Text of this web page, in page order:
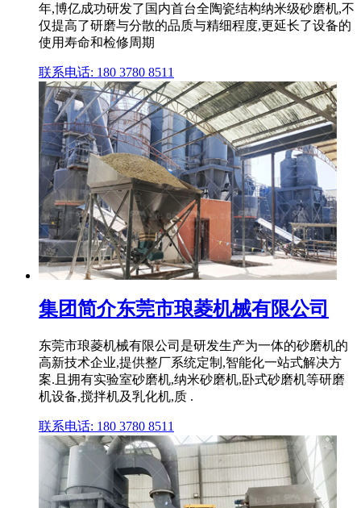
年,博亿成功研发了国内首台全陶瓷结构纳米级砂磨机,不
仅提高了研磨与分散的品质与精细程度,更延长了设备的
使用寿命和检修周期
联系电话: 180 3780 8511
集团简介东莞市琅菱机械有限公司
东莞市琅菱机械有限公司是研发生产为一体的砂磨机的
高新技术企业,提供整厂系统定制,智能化一站式解决方
案.且拥有实验室砂磨机,纳米砂磨机,卧式砂磨机等研磨
机设备,搅拌机及乳化机,质 .
联系电话: 180 3780 8511